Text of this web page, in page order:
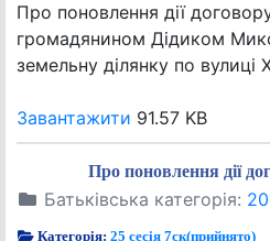
Про поновлення дії
громадянином Дідиком
земельну ділянку по вулиці
Завантажити 91.57 KB
Про поновлення дії
Батьківська категорія:
Категорія:25 сесія 7ск(прийнято)